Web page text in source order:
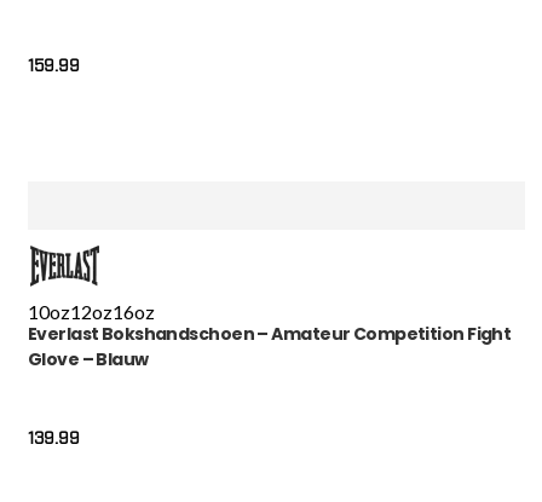
159.99
10oz12oz16oz
Everlast Bokshandschoen – Amateur Competition Fight
Glove – Blauw
139.99